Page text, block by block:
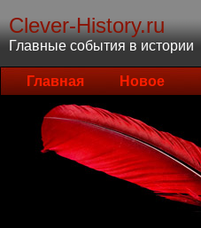
Clever-History.ru
Главные события в истории
Главная Новое